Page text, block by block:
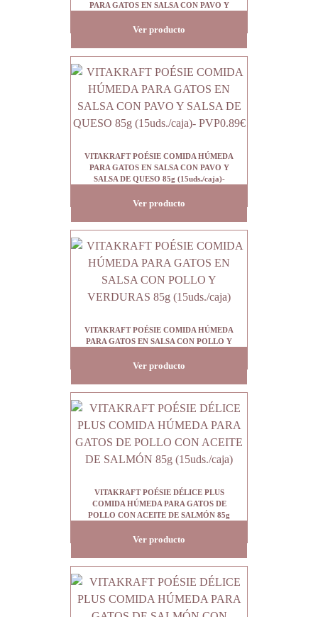
PARA GATOS EN SALSA CON PAVO Y
Ver producto
VITAKRAFT POÉSIE COMIDA HÚMEDA
PARA GATOS EN SALSA CON PAVO Y
SALSA DE QUESO 85g (15uds./caja)-
Ver producto
VITAKRAFT POÉSIE COMIDA HÚMEDA
PARA GATOS EN SALSA CON POLLO Y
Ver producto
VITAKRAFT POÉSIE DÉLICE PLUS
COMIDA HÚMEDA PARA GATOS DE
POLLO CON ACEITE DE SALMÓN 85g
Ver producto